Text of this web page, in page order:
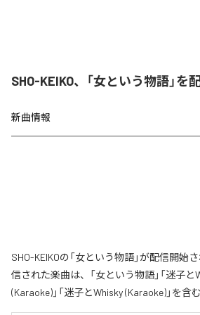
SHO-KEIKO、「女という物語」を
新曲情報
SHO-KEIKOの「女という物語」が配信開始
信された楽曲は、「女という物語」「迷子と
(Karaoke)」「迷子とWhisky (Karaoke)」を含